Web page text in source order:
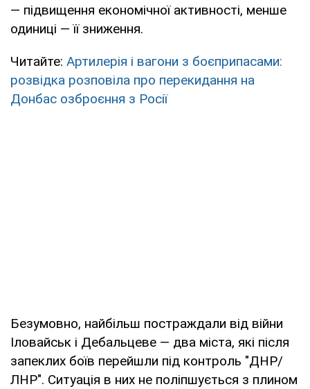
— підвищення економічної активності, менше
одиниці — її зниження.
Читайте: Артилерія і вагони з боєприпасами:
розвідка розповіла про перекидання на
Донбас озброєння з Росії
Безумовно, найбільш постраждали від війни
Іловайськ і Дебальцеве — два міста, які після
запеклих боїв перейшли під контроль "ДНР/
ЛНР". Ситуація в них не поліпшується з плином